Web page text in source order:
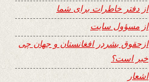
از دفتر خاطرات برای شما
از مسؤول سایت
ازحقوق بشردر افغانستان و جهان چی
خبر است؟
اشعار